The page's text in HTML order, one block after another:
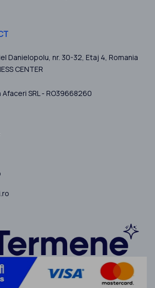
Danielopolu, nr. 30-32, Etaj 4, Romania
CENTER
SRL - RO39668260